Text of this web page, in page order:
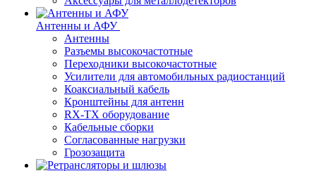
Антенны и АФУ
Антенны
Разъемы высокочастотные
Переходники высокочастотные
Усилители для автомобильных радиостанций
Коаксиальный кабель
Кронштейны для антенн
RX-TX оборудование
Кабельные сборки
Согласованные нагрузки
Грозозащита